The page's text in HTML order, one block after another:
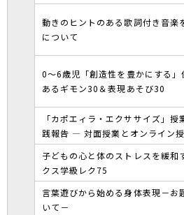
動きのヒントのある歌詞付き音楽
について
0～6歳児「創造性を豊かにする
あるギモン30＆表現あそび30
「カポエィラ・エクササイズ」授
践報告 ― 対面授業とオンライン
子どもの心と体のストレスを緩和
クス学級レク75
言葉遊びから始める身体表現－お
いて－